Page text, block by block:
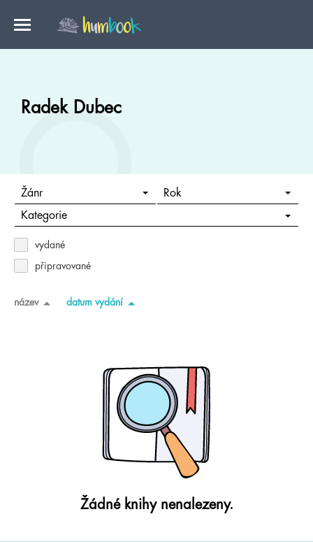
Radek Dubec
Žánr Rok
Kategorie
vydané
připravované
název datum vydání
Žádné knihy nenalezeny.